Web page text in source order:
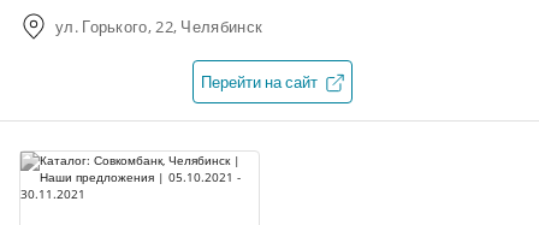
ул. Горького, 22, Челябинск
Перейти на сайт